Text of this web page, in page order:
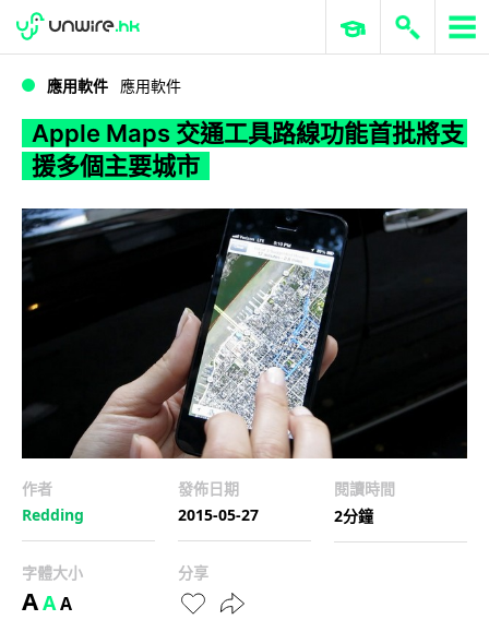
WWDC 2026 ERP 與商業 AI
應用軟件 應用軟件
Apple Maps 交通工具路線功能首批將支
援多個主要城市
作者
Redding
發佈日期
2015-05-27
閱讀時間
2分鐘
字體大小
AAA
分享